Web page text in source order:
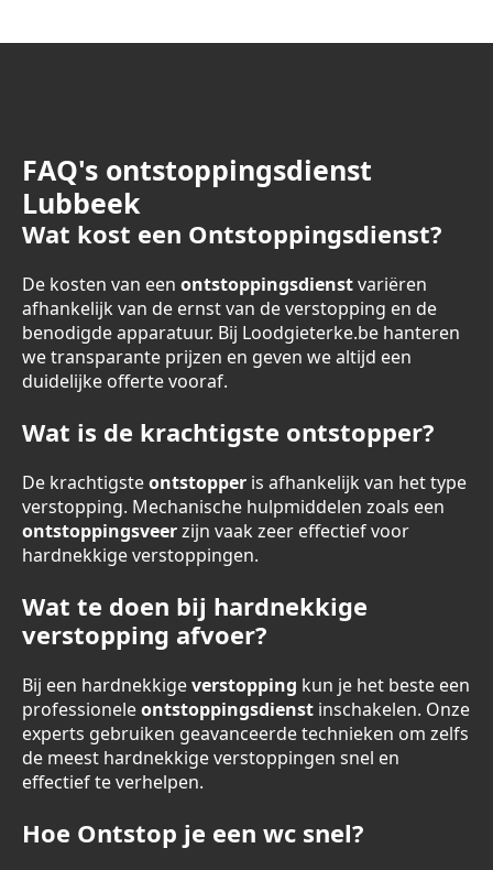
FAQ's ontstoppingsdienst
Lubbeek
Wat kost een Ontstoppingsdienst?
De kosten van een ontstoppingsdienstvariëren
afhankelijk van de ernst van de verstopping en de
benodigde apparatuur. Bij Loodgieterke.be hanteren
we transparante prijzen en geven we altijd een
duidelijke offerte vooraf.
Wat is de krachtigste ontstopper?
De krachtigsteontstopper is afhankelijk van het type
verstopping. Mechanische hulpmiddelen zoals een
ontstoppingsveerzijn vaak zeer effectief voor
hardnekkige verstoppingen.
Wat te doen bij hardnekkige
verstopping afvoer?
Bij een hardnekkigeverstopping kun je het beste een
professioneleontstoppingsdienst inschakelen. Onze
experts gebruiken geavanceerde technieken om zelfs
de meest hardnekkige verstoppingen snel en
effectief te verhelpen.
Hoe Ontstop je een wc snel?